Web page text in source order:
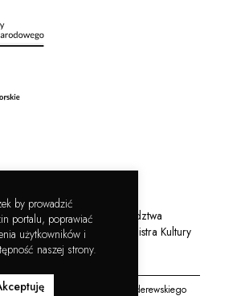
jest instytucją kultury Województwa
współprowadzoną przez Ministra Kultury
im. Ignacego Jana Paderewskiego
by prowadzić
portalu, poprawiać
użytkowników i
naszej strony.